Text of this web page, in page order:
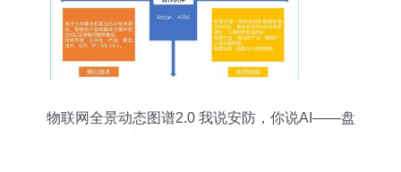
物联网全景动态图谱2.0 我说安防，你说AI——盘